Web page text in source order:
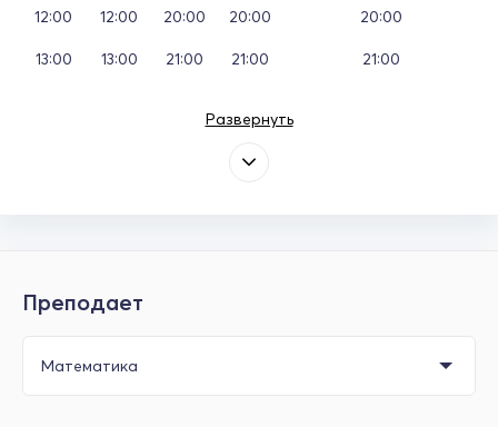
12:00
13:00
12:00
13:00
20:00
21:00
20:00
21:00
20:00
21:00
Развернуть
Преподает